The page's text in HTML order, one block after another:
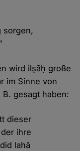
sorgen,
wird ilṣāḥ große
im Sinne von
gesagt haben:
dieser
ihre
lahā